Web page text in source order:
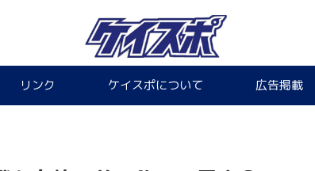
リンク ケイスポについて 広告掲載